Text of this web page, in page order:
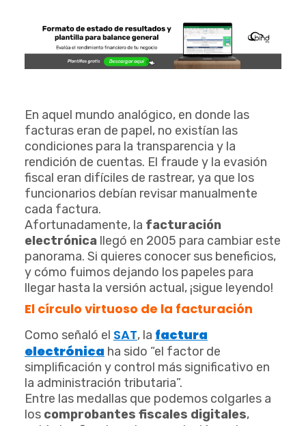
En aquel mundo analógico, en donde las
facturas eran de papel, no existían las
condiciones para la transparencia y la
rendición de cuentas. El fraude y la evasión
fiscal eran difíciles de rastrear, ya que los
funcionarios debían revisar manualmente
cada factura.
Afortunadamente, la facturación
electrónica llegó en 2005 para cambiar este
panorama. Si quieres conocer sus beneficios,
y cómo fuimos dejando los papeles para
llegar hasta la versión actual, ¡sigue leyendo!
El círculo virtuoso de la facturación
Como señaló el SAT, la factura
electrónica ha sido “el factor de
simplificación y control más significativo en
la administración tributaria”.
Entre las medallas que podemos colgarles a
los comprobantes fiscales digitales,